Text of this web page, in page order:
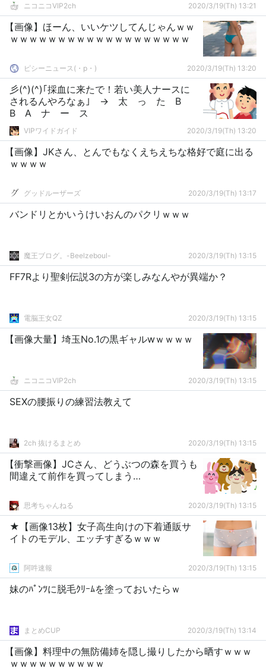
ニコニコVIP2ch 2020/3/19(Th) 13:21
【画像】ほーん、いいケツしてんじゃんｗｗ
ｗｗｗｗｗｗｗｗｗｗｗｗｗｗｗｗｗｗｗ
ピシーニュース(・p・)ゞ 2020/3/19(Th) 13:20
彡(^)(^)｢採血に来たで！若い美人ナースに
されるんやろなぁ｣ → 太 っ た B
B A ナ ー ス
VIPワイドガイド 2020/3/19(Th) 13:20
【画像】JKさん、とんでもなくえちえちな格好で庭に出る
ｗｗｗｗ
グッドルーザーズ 2020/3/19(Th) 13:17
バンドリとかいうけいおんのパクリｗｗｗ
魔王ブログ。-Beelzeboul- 2020/3/19(Th) 13:15
FF7Rより聖剣伝説3の方が楽しみなんやが異端か？
電脳王女QZ 2020/3/19(Th) 13:15
【画像大量】埼玉No.1の黒ギャルwｗｗｗｗ
ニコニコVIP2ch 2020/3/19(Th) 13:15
SEXの腰振りの練習法教えて
2ch 抜けるまとめ 2020/3/19(Th) 13:15
【衝撃画像】JCさん、どうぶつの森を買うも
間違えて前作を買ってしまう…
思考ちゃんねる 2020/3/19(Th) 13:15
★【画像13枚】女子高生向けの下着通販サ
イトのモデル、エッチすぎるｗｗｗ
阿吽速報 2020/3/19(Th) 13:15
妹のﾊﾟﾝﾂに脱毛ｸﾘｰﾑを塗っておいたらｗ
まとめCUP 2020/3/19(Th) 13:14
【画像】料理中の無防備姉を隠し撮りしたから晒すｗｗｗ
ｗｗｗｗｗｗｗｗｗｗ